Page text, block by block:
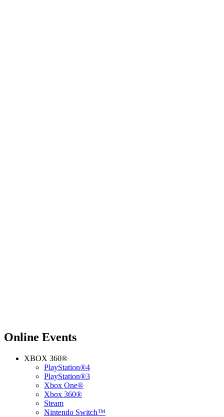
Online Events
XBOX 360®
PlayStation®4
PlayStation®3
Xbox One®
Xbox 360®
Steam
Nintendo Switch™